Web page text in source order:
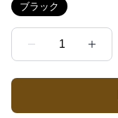
ブラック
1